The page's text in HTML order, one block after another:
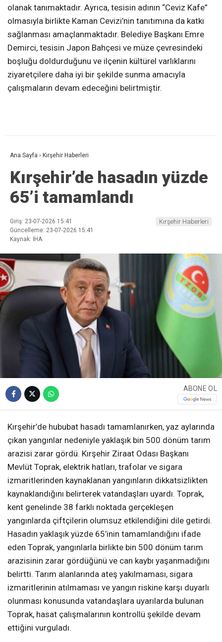
olanak tanımaktadır. Ayrıca, tesisin adının “Ceviz Kafe”
olmasıyla birlikte Kaman Cevizi’nin tanıtımına da katkı
sağlanması amaçlanmaktadır. Belediye Başkanı Emre
Demirci, tesisin Japon Bahçesi ve müze çevresindeki
boşluğu doldurduğunu ve ilçenin kültürel varlıklarını
ziyaretçilere daha iyi bir şekilde sunma amacıyla
çalışmaların devam edeceğini belirtmiştir.
Ana Sayfa › Kırşehir Haberleri
Kırşehir’de hasadın yüzde
65’i tamamlandı
Giriş: 23-07-2026 15:41
Güncelleme: 23-07-2026 15:41
Kaynak: İHA
Kırşehir Haberleri
ABONE OL
Kırşehir’de hububat hasadı tamamlanırken, yaz aylarında
çıkan yangınlar nedeniyle yaklaşık bin 500 dönüm tarım
arazisi zarar gördü. Kırşehir Ziraat Odası Başkanı
Mevlüt Toprak, elektrik hatları, trafolar ve sigara
izmaritlerinden kaynaklanan yangınların dikkatsizlikten
kaynaklandığını belirterek vatandaşları uyardı. Toprak,
kent genelinde 38 farklı noktada gerçekleşen
yangınlarda çiftçilerin olumsuz etkilendiğini dile getirdi.
Hasadın yaklaşık yüzde 65’inin tamamlandığını ifade
eden Toprak, yangınlarla birlikte bin 500 dönüm tarım
arazisinin zarar gördüğünü ve can kaybı yaşanmadığını
belirtti. Tarım alanlarında ateş yakılmaması, sigara
izmaritlerinin atılmaması ve yangın riskine karşı duyarlı
olunması konusunda vatandaşlara uyarılarda bulunan
Toprak, hasat çalışmalarının kontrollü şekilde devam
ettiğini vurguladı.